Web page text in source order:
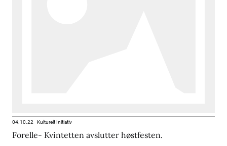
04.10.22 -Kulturelt Initiativ
Forelle- Kvintetten avslutter høstfesten.